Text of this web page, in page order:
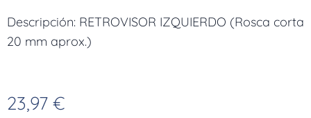
Descripción: RETROVISOR IZQUIERDO (Rosca corta
20 mm aprox.)
23,97 €